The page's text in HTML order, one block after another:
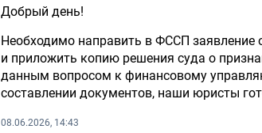
Добрый день!
Необходимо направить в ФССП заявление
и приложить копию решения суда о
данным вопросом к финансовому
составлении документов, наши юристы
08.06.2026, 14:43